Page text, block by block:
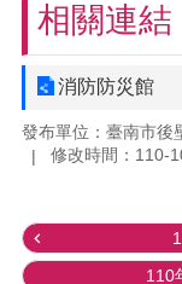
相關連結
消防防災館
發布單位：臺南市後
修改時間：110-
110